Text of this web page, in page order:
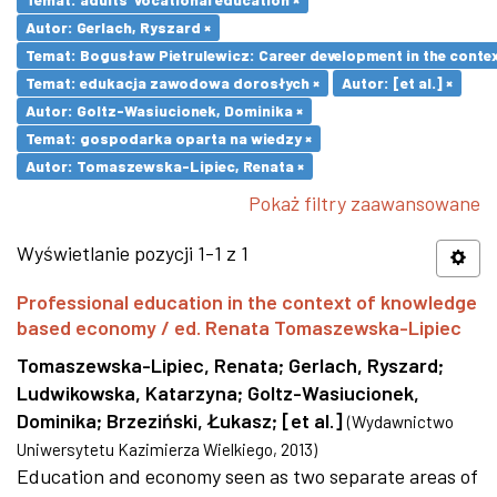
Autor: Gerlach, Ryszard ×
Temat: Bogusław Pietrulewicz: Career development in the
Temat: edukacja zawodowa dorosłych ×
Autor: [et al.] ×
Autor: Goltz-Wasiucionek, Dominika ×
Temat: gospodarka oparta na wiedzy ×
Autor: Tomaszewska-Lipiec, Renata ×
Pokaż filtry zaawansowane
Wyświetlanie pozycji 1-1 z 1
Professional education in the context of knowledge
based economy / ed. Renata Tomaszewska-Lipiec
Tomaszewska-Lipiec, Renata; Gerlach, Ryszard;
Ludwikowska, Katarzyna; Goltz-Wasiucionek,
Dominika; Brzeziński, Łukasz; [et al.] (Wydawnictwo
Uniwersytetu Kazimierza Wielkiego, 2013)
Education and economy seen as two separate areas of